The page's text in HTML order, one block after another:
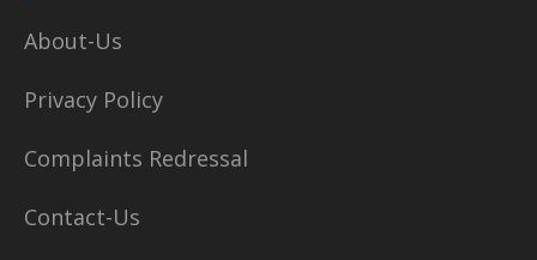
About-Us
Privacy Policy
Complaints Redressal
Contact-Us